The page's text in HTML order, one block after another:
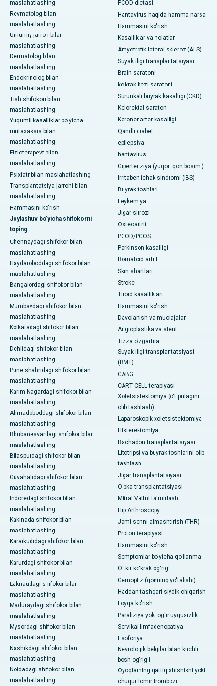
maslahatlashing
Revmatolog bilan
maslahatlashing
Umumiy jarroh bilan
maslahatlashing
Dermatolog bilan
maslahatlashing
Endokrinolog bilan
maslahatlashing
Tish shifokori bilan
maslahatlashing
Yuqumli kasalliklar bo'yicha
mutaxassis bilan
maslahatlashing
Fizioterapevt bilan
maslahatlashing
Psixiatr bilan maslahatlashing
Transplantatsiya jarrohi bilan
maslahatlashing
Hammasini ko'rish
Joylashuv bo'yicha shifokorni
toping
Chennaydagi shifokor bilan
maslahatlashing
Haydaroboddagi shifokor bilan
maslahatlashing
Bangalordagi shifokor bilan
maslahatlashing
Mumbaydagi shifokor bilan
maslahatlashing
Kolkatadagi shifokor bilan
maslahatlashing
Dehlidagi shifokor bilan
maslahatlashing
Pune shahridagi shifokor bilan
maslahatlashing
Karim Nagardagi shifokor bilan
maslahatlashing
Ahmadoboddagi shifokor bilan
maslahatlashing
Bhubanesvardagi shifokor bilan
maslahatlashing
Bilaspurdagi shifokor bilan
maslahatlashing
Guvahatidagi shifokor bilan
maslahatlashing
Indoredagi shifokor bilan
maslahatlashing
Kakinada shifokor bilan
maslahatlashing
Karaikudidagi shifokor bilan
maslahatlashing
Karurdagi shifokor bilan
maslahatlashing
Laknaudagi shifokor bilan
maslahatlashing
Maduraydagi shifokor bilan
maslahatlashing
Mysordagi shifokor bilan
maslahatlashing
Nashikdagi shifokor bilan
maslahatlashing
Noidadagi shifokor bilan
maslahatlashing
PCOD dietasi
Hantavirus haqida hamma narsa
Hammasini ko'rish
Kasalliklar va holatlar
Amyotrofik lateral skleroz (ALS)
Suyak iligi transplantatsiyasi
Brain saratoni
ko'krak bezi saratoni
Surunkali buyrak kasalligi (CKD)
Kolorektal saraton
Koroner arter kasalligi
Qandli diabet
epilepsiya
hantavirus
Gipertenziya (yuqori qon bosimi)
Irritaben ichak sindromi (IBS)
Buyrak toshlari
Leykemiya
Jigar sirrozi
Osteoartrit
PCOD/PCOS
Parkinson kasalligi
Romatoid artrit
Skin shartlari
Stroke
Tiroid kasalliklari
Hammasini ko'rish
Davolanish va muolajalar
Angioplastika va stent
Tizza o'zgartira
Suyak iligi transplantatsiyasi
(BMT)
CABG
CART CELL terapiyasi
Xoletsistektomiya (o't pufagini
olib tashlash)
Laparoskopik xoletsistektomiya
Histerektomiya
Bachadon transplantatsiyasi
Litotripsi va buyrak toshlarini olib
tashlash
Jigar transplantatsiyasi
O'pka transplantatsiyasi
Mitral Valfni ta'mirlash
Hip Arthroscopy
Jami sonni almashtirish (THR)
Proton terapiyasi
Hammasini ko'rish
Semptomlar bo'yicha qo'llanma
O'tkir ko'krak og'rig'i
Gemoptiz (qonning yo'talishi)
Haddan tashqari siydik chiqarish
Loyqa ko'rish
Paraliziya yoki og'ir uyqusizlik
Servikal limfadenopatiya
Esoforiya
Nevrologik belgilar bilan kuchli
bosh og'rig'i
Oyoqlarning qattiq shishishi yoki
chuqur tomir trombozi